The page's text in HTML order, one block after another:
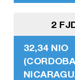
2
32,34 NIO